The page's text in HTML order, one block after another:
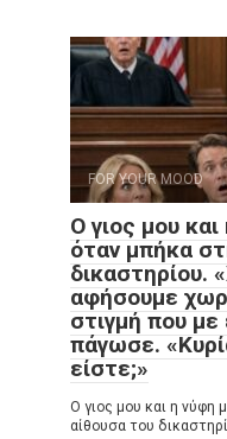
FOR YOUR MOOD
Ο γιος μου
όταν μπήκα
δικαστηρίου.
αφήσουμε
στιγμή που με
πάγωσε.
είστε;»
Ο γιος μου και η νύφη
αίθουσα του